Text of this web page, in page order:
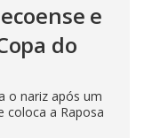
e
do
o nariz após um
coloca a Raposa